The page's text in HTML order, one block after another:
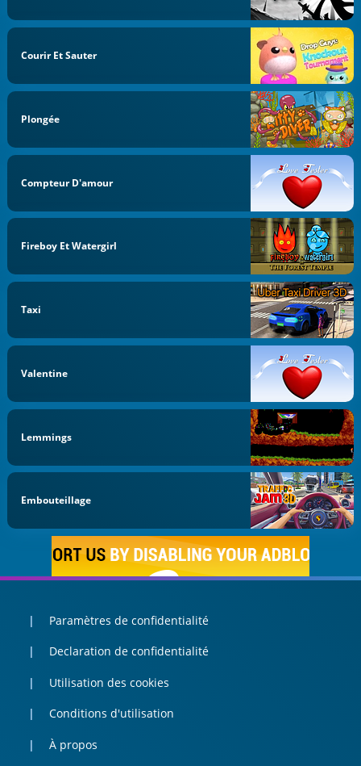
Courir Et Sauter
Plongée
Compteur D'amour
Fireboy Et Watergirl
Taxi
Valentine
Lemmings
Embouteillage
Paramètres de confidentialité
Declaration de confidentialité
Utilisation des cookies
Conditions d'utilisation
À propos